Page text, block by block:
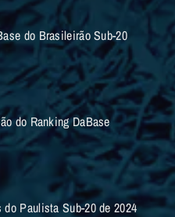
do Brasileirão Sub-20
do Ranking DaBase
do Paulista Sub-20 de 2024